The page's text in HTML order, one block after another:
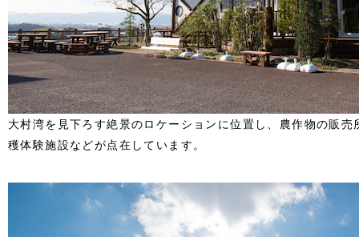
大村湾を見下ろす絶景のロケーションに位置し、農作物の販
穫体験施設などが点在しています。